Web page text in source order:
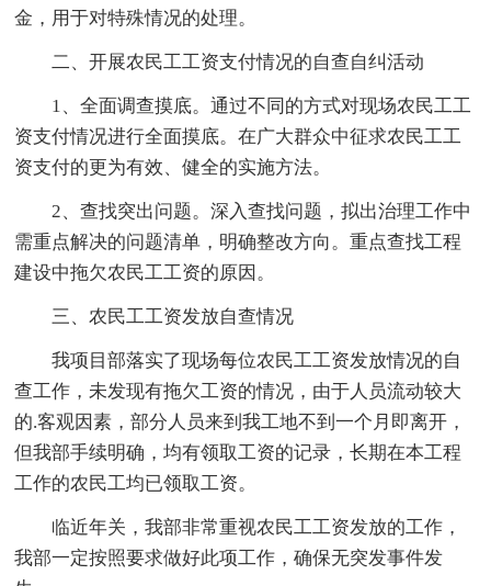
金，用于对特殊情况的处理。
二、开展农民工工资支付情况的自查自纠活动
1、全面调查摸底。通过不同的方式对现场农民工工
资支付情况进行全面摸底。在广大群众中征求农民工工
资支付的更为有效、健全的实施方法。
2、查找突出问题。深入查找问题，拟出治理工作中
需重点解决的问题清单，明确整改方向。重点查找工程
建设中拖欠农民工工资的原因。
三、农民工工资发放自查情况
我项目部落实了现场每位农民工工资发放情况的自
查工作，未发现有拖欠工资的情况，由于人员流动较大
的.客观因素，部分人员来到我工地不到一个月即离开，
但我部手续明确，均有领取工资的记录，长期在本工程
工作的农民工均已领取工资。
临近年关，我部非常重视农民工工资发放的工作，
我部一定按照要求做好此项工作，确保无突发事件发